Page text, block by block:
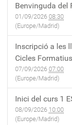
Benvinguda del
01/09/2026 08:30
(Europe/Madrid)
Inscripció a les
Cicles
07/09/2026 07:00
(Europe/Madrid)
Inici del curs 1
08/09/2026 10:00
(Europe/Madrid)